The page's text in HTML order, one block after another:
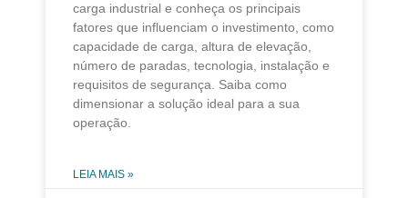
carga industrial e conheça os principais
fatores que influenciam o investimento, como
capacidade de carga, altura de elevação,
número de paradas, tecnologia, instalação e
requisitos de segurança. Saiba como
dimensionar a solução ideal para a sua
operação.
LEIA MAIS »